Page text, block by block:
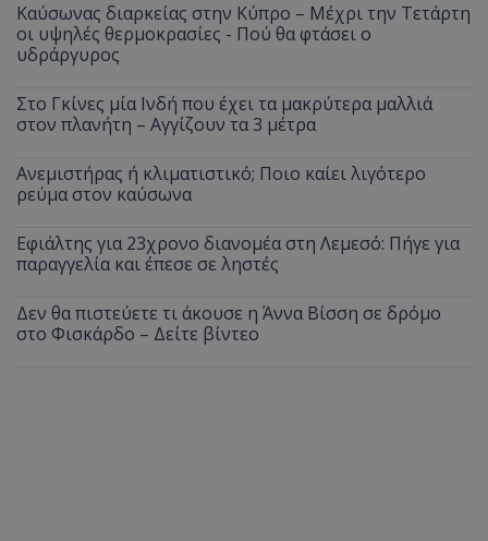
Καύσωνας διαρκείας στην Κύπρο – Μέχρι την Τετάρτη
οι υψηλές θερμοκρασίες - Πού θα φτάσει ο
υδράργυρος
Στο Γκίνες μία Ινδή που έχει τα μακρύτερα μαλλιά
στον πλανήτη – Αγγίζουν τα 3 μέτρα
Ανεμιστήρας ή κλιματιστικό; Ποιο καίει λιγότερο
ρεύμα στον καύσωνα
Εφιάλτης για 23χρονο διανομέα στη Λεμεσό: Πήγε για
παραγγελία και έπεσε σε ληστές
Δεν θα πιστεύετε τι άκουσε η Άννα Βίσση σε δρόμο
στο Φισκάρδο – Δείτε βίντεο